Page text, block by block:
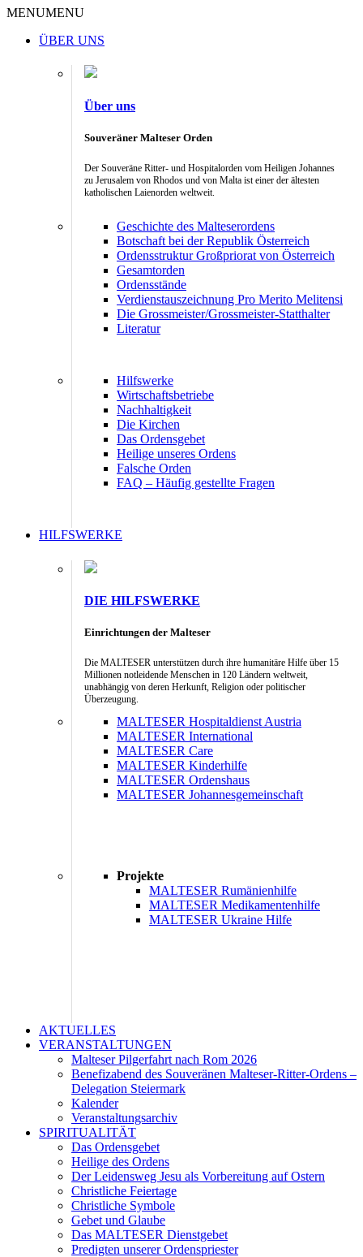
MENUMENU
ÜBER UNS
Über uns
Souveräner Malteser Orden
Der Souveräne Ritter- und Hospitalorden vom Heiligen Johannes
zu Jerusalem von Rhodos und von Malta ist einer der ältesten
katholischen Laienorden weltweit.
Geschichte des Malteserordens
Botschaft bei der Republik Österreich
Ordensstruktur Großpriorat von Österreich
Gesamtorden
Ordensstände
Verdienstauszeichnung Pro Merito Melitensi
Die Grossmeister/Grossmeister-Statthalter
Literatur
Hilfswerke
Wirtschaftsbetriebe
Nachhaltigkeit
Die Kirchen
Das Ordensgebet
Heilige unseres Ordens
Falsche Orden
FAQ – Häufig gestellte Fragen
HILFSWERKE
DIE HILFSWERKE
Einrichtungen der Malteser
Die MALTESER unterstützen durch ihre humanitäre Hilfe über 15
Millionen notleidende Menschen in 120 Ländern weltweit,
unabhängig von deren Herkunft, Religion oder politischer
Überzeugung.
MALTESER Hospitaldienst Austria
MALTESER International
MALTESER Care
MALTESER Kinderhilfe
MALTESER Ordenshaus
MALTESER Johannesgemeinschaft
Projekte
MALTESER Rumänienhilfe
MALTESER Medikamentenhilfe
MALTESER Ukraine Hilfe
AKTUELLES
VERANSTALTUNGEN
Malteser Pilgerfahrt nach Rom 2026
Benefizabend des Souveränen Malteser-Ritter-Ordens –
Delegation Steiermark
Kalender
Veranstaltungsarchiv
SPIRITUALITÄT
Das Ordensgebet
Heilige des Ordens
Der Leidensweg Jesu als Vorbereitung auf Ostern
Christliche Feiertage
Christliche Symbole
Gebet und Glaube
Das MALTESER Dienstgebet
Predigten unserer Ordenspriester